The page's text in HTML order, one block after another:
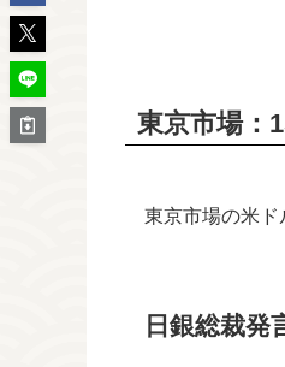
東京市場：
東京市場の米ド
日銀総裁発